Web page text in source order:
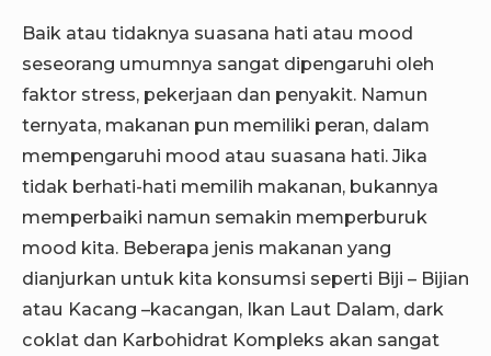
Baik atau tidaknya suasana hati atau mood
seseorang umumnya sangat dipengaruhi oleh
faktor stress, pekerjaan dan penyakit. Namun
ternyata, makanan pun memiliki peran, dalam
mempengaruhi mood atau suasana hati. Jika
tidak berhati-hati memilih makanan, bukannya
memperbaiki namun semakin memperburuk
mood kita. Beberapa jenis makanan yang
dianjurkan untuk kita konsumsi seperti Biji – Bijian
atau Kacang –kacangan, Ikan Laut Dalam, dark
coklat dan Karbohidrat Kompleks akan sangat